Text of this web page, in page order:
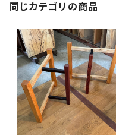
同じカテゴリの商品